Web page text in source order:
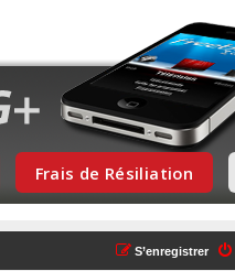
Frais de Résiliation
S’enregistrer